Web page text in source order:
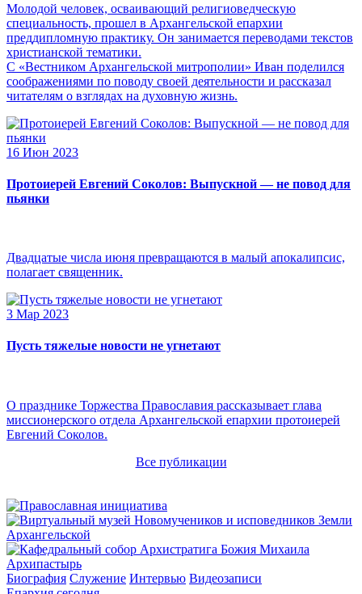
Молодой человек, осваивающий религиоведческую
специальность, прошел в Архангельской епархии
преддипломную практику. Он занимается переводами текстов
христианской тематики.
С «Вестником Архангельской митрополии» Иван поделился
соображениями по поводу своей деятельности и рассказал
читателям о взглядах на духовную жизнь.
16 Июн 2023
Протоиерей Евгений Соколов: Выпускной — не повод для
пьянки
Двадцатые числа июня превращаются в малый апокалипсис,
полагает священник.
3 Мар 2023
Пусть тяжелые новости не угнетают
О празднике Торжества Православия рассказывает глава
миссионерского отдела Архангельской епархии протоиерей
Евгений Соколов.
Все публикации
Архипастырь
Биография Служение Интервью Видеозаписи